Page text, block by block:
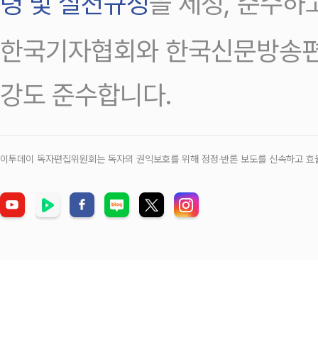
한국기자협회와 한국신문방송
강도 준수합니다.
이투데이 독자편집위원회는 독자의 권익보호를 위해 정정‧반론 보도를 신속하고